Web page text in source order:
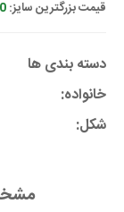
قیمت بزرگترین سایز:
دسته بندی ها
خانواده:
شکل: